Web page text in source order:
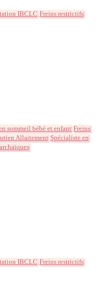
IBCLC Freins restrictifs
sommeil bébé et enfant Freins
Allaitement Spécialiste en
IBCLC Freins restrictifs